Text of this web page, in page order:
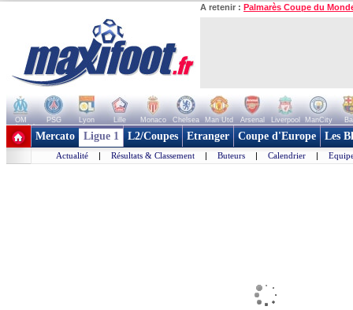
A retenir : Palmarès Coupe du
OM PSG Lyon Lille Monaco Chelsea Man Utd Arsenal Liverpool ManCity
+ de clubs
Mercato Ligue 1 L2/Coupes Etranger Coupe d'Europe Les
Actualité | Résultats & Classement | Buteurs | Calendrier |